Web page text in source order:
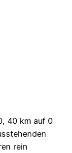
40 km auf 0
rein